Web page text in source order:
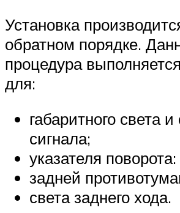
Установка
обратном порядке.
процедура
для:
габаритного света и
сигнала;
указателя поворота:
задней
света заднего хода.